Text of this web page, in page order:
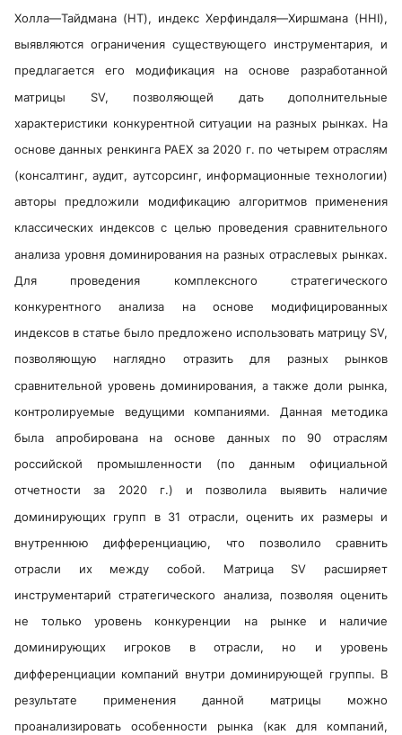
Холла—Тайдмана (HT), индекс Херфиндаля—Хиршмана (HHI),
выявляются ограничения существующего инструментария, и
предлагается его модификация на основе разработанной
матрицы SV, позволяющей дать дополнительные
характеристики конкурентной ситуации на разных рынках. На
основе данных ренкинга РАЕХ за 2020 г. по четырем отраслям
(консалтинг, аудит, аутсорсинг, информационные технологии)
авторы предложили модификацию алгоритмов применения
классических индексов с целью проведения сравнительного
анализа уровня доминирования на разных отраслевых рынках.
Для проведения комплексного стратегического
конкурентного анализа на основе модифицированных
индексов в статье было предложено использовать матрицу SV,
позволяющую наглядно отразить для разных рынков
сравнительной уровень доминирования, а также доли рынка,
контролируемые ведущими компаниями. Данная методика
была апробирована на основе данных по 90 отраслям
российской промышленности (по данным официальной
отчетности за 2020 г.) и позволила выявить наличие
доминирующих групп в 31 отрасли, оценить их размеры и
внутреннюю дифференциацию, что позволило сравнить
отрасли их между собой. Матрица SV расширяет
инструментарий стратегического анализа, позволяя оценить
не только уровень конкуренции на рынке и наличие
доминирующих игроков в отрасли, но и уровень
дифференциации компаний внутри доминирующей группы. В
результате применения данной матрицы можно
проанализировать особенности рынка (как для компаний,